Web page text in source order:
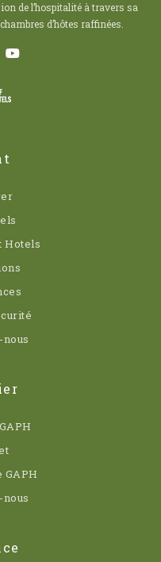
de l’hospitalité à travers sa
d’hôtes raffinées.
Hotels
GAPH